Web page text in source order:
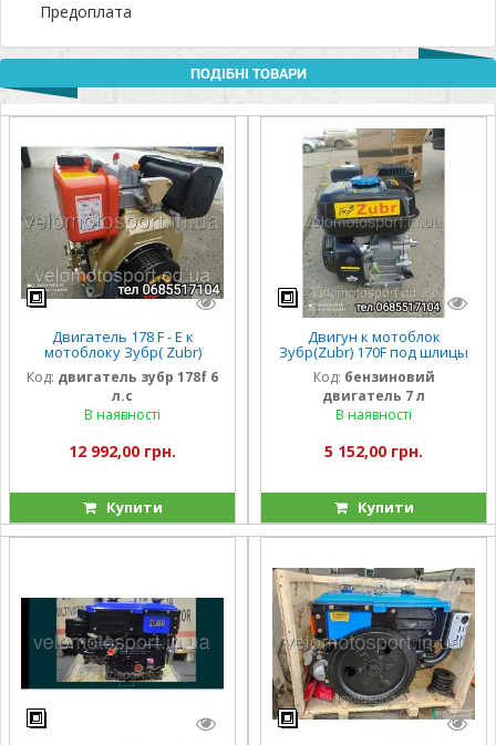
Предоплата
ПОДІБНІ ТОВАРИ
Двигатель 178 F - Е к
мотоблоку Зубр( Zubr)
НТ-105 6 л.с.
Код: двигатель зубр 178f 6
л.с
В наявності
12 992,00 грн.
Купити
Двигун к мотоблок
Зубр(Zubr) 170F под шлицы
25 вал (7 л.с)
Код: бензиновий
двигатель 7 л
В наявності
5 152,00 грн.
Купити